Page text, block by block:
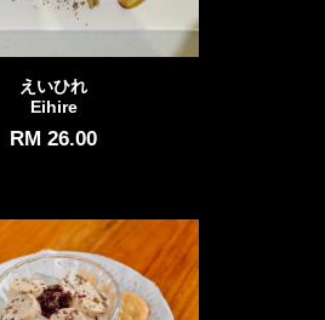
えいひれ
Eihire
RM 26.00